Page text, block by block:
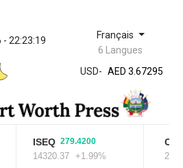
- 22:23:19 Français
6 Langues
USD-
ZWL 321.999592
AED 3.67295
AED 3.67295
AFN
ALL 80.603989
AMD
ISEQ 279.4200
14320.37 +1.99%